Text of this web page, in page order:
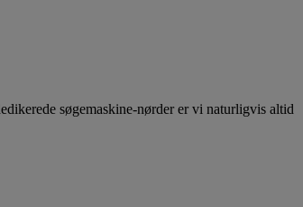
søgemaskine-nørder er vi naturligvis altid